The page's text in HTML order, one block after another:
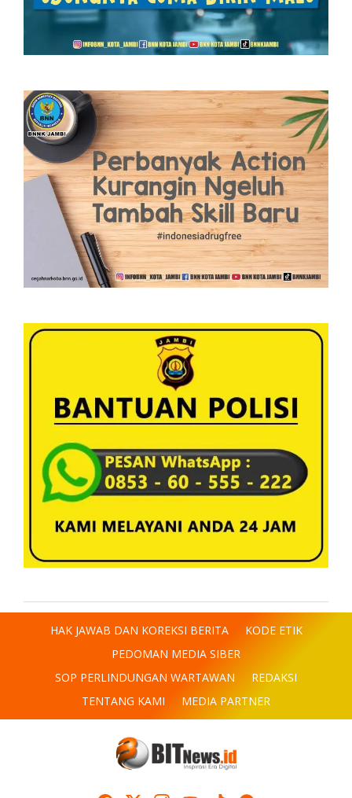
HAK JAWAB DAN KOREKSI BERITA
KODE ETIK
PEDOMAN MEDIA SIBER
SOP PERLINDUNGAN WARTAWAN
REDAKSI
TENTANG KAMI
MEDIA PARTNER